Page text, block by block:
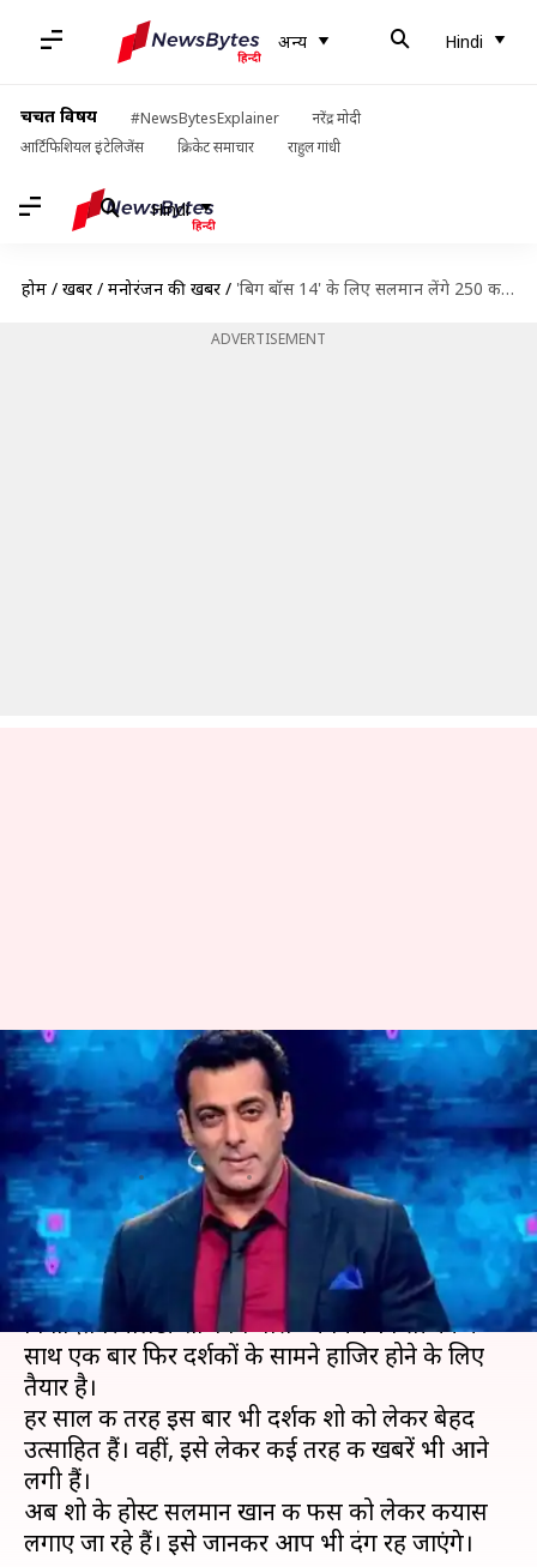
अन्य Hindi
चर्चित विषय #NewsBytesExplainer
नरेंद्र मोदी
आर्टिफिशियल इंटेलिजेंस
क्रिकेट समाचार राहुल गांधी
Hindi
होम / खबरें / मनोरंजन की खबरें / 'बिग बॉस 14' के लिए सलमान लेंगे 250 करोड़ रुपये फीस, अक्टूबर में होगा प्रीमियर!
ADVERTISEMENT
'बिग बॉस 14' के लिए सलमान लेंगे
250 करोड़ रुपये फीस, अक्टूबर में
होगा प्रीमियर!
लेखन भावना साहनी Aug 29, 2020 12:09 pm
क्या है खबर?
बॉलीवुड के सुपरस्टार सलमान खान की होस्टिंग वाला
विवादित रियलिटी शो 'बिग बॉस' अपने 14वें सीजन के
साथ एक बार फिर दर्शकों के सामने हाजिर होने के लिए
तैयार है।
हर साल की तरह इस बार भी दर्शक शो को लेकर बेहद
उत्साहित हैं। वहीं, इसे लेकर कई तरह की खबरें भी आने
लगी हैं।
अब शो के होस्ट सलमान खान की फीस को लेकर कयास